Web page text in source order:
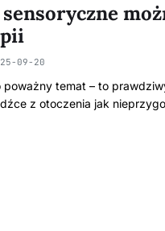
09-20
temat – to
z otoczenia jak